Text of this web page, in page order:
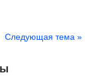
Следующая тема »